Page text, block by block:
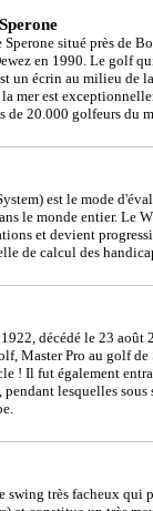
situé près de
en 1990. Le golf
un écrin au milieu de
mer est
de 20.000 golfeurs du
est le mode
le monde entier. Le
et devient
de calcul des
décédé le 23 août
Master Pro au golf
! Il fut également
lesquelles
swing très facheux qui